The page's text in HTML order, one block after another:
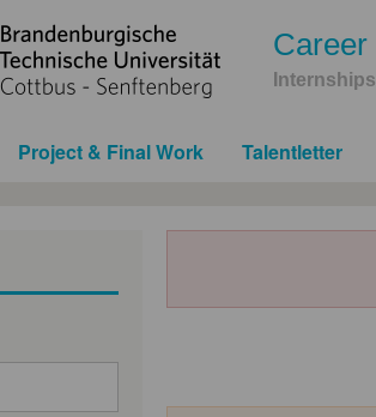
Project & Final Work Talentletter